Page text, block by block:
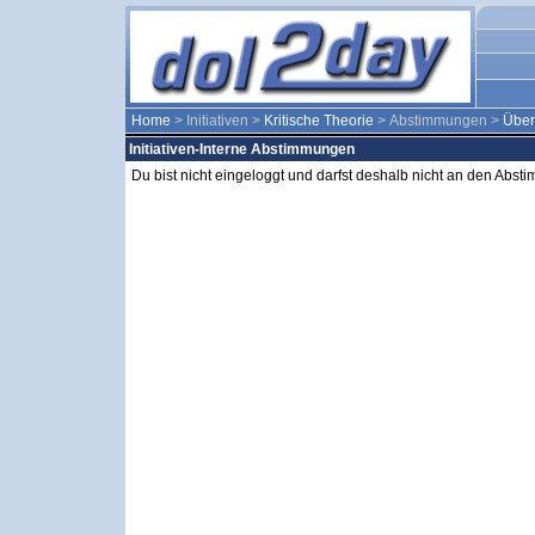
Home > Initiativen > Kritische Theorie > Abstimmungen >
Initiativen-Interne Abstimmungen
Du bist nicht eingeloggt und darfst deshalb nicht an den